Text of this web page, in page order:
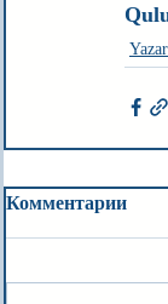
Комментарии